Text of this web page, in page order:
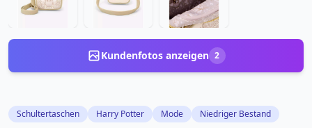
Kundenfotos anzeigen 2
Schultertaschen Harry Potter Mode Niedriger Bestand